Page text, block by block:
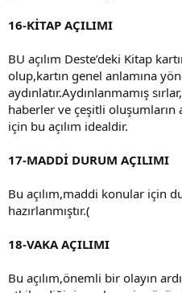
16-KİTAP AÇILIMI
BU açılım Deste’deki Kitap
olup,kartın genel anlamına
aydınlatır.Aydınlanmamış
haberler ve çeşitli oluşumların
için bu açılım idealdir.
17-MADDİ DURUM AÇILIMI
Bu açılım,maddi konular için
hazırlanmıştır.(
18-VAKA AÇILIMI
Bu açılım,önemli bir olayın